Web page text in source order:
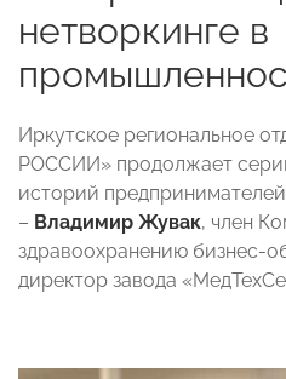
нетворкинге в
Иркутское региональное
РОССИИ» продолжает
историй
– Владимир Жувак, член
здравоохранению бизнес-
директор завода